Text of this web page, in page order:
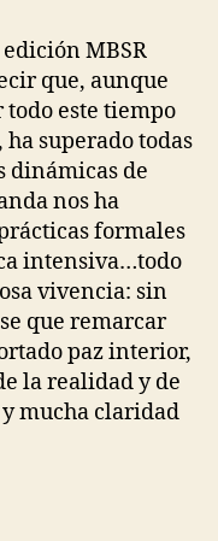
MBSR
que, aunque
este tiempo
superado todas
dinámicas de
nos ha
formales
intensiva…todo
vivencia: sin
que remarcar
paz interior,
la realidad y de
mucha claridad